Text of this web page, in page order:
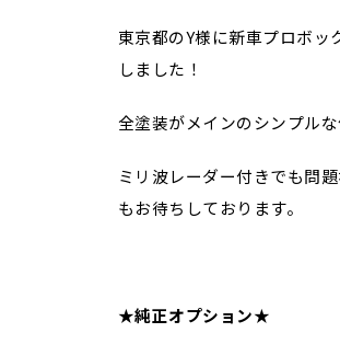
東京都のY様に新車プロボ
しました！
全塗装がメインのシンプル
ミリ波レーダー付きでも問
もお待ちしております。
★純正オプション★